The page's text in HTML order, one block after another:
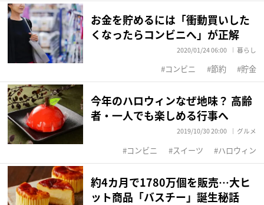
お金を貯めるには「衝動買いした
くなったらコンビニへ」が正解
2020/01/24 06:00 暮らし
コンビニ 節約 貯金
今年のハロウィンなぜ地味？ 高齢
者・一人でも楽しめる行事へ
2019/10/30 20:00 グルメ
コンビニ スイーツ ハロウィン
約4カ月で1780万個を販売…大ヒ
ット商品「バスチー」誕生秘話